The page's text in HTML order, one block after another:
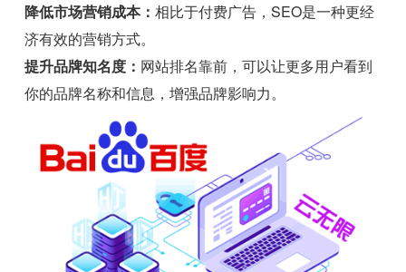
降低市场营销成本：相比于付费广告，SEO是一种更经
济有效的营销方式。
提升品牌知名度： 网站排名靠前，可以让更多用户看到
你的品牌名称和信息，增强品牌影响力。